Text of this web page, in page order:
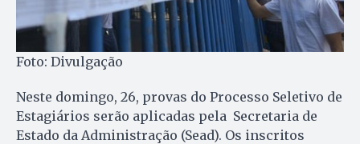
Foto: Divulgação
Neste domingo, 26, provas do Processo Seletivo de
Estagiários serão aplicadas pela Secretaria de
Estado da Administração (Sead). Os inscritos